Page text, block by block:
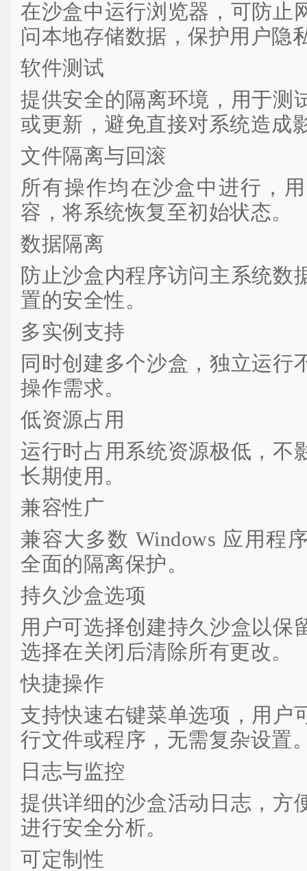
在沙盒中运行浏览器，可防止
问本地存储数据，保护用户隐
软件测试
提供安全的隔离环境，用于测
或更新，避免直接对系统造成
文件隔离与回滚
所有操作均在沙盒中进行，
容，将系统恢复至初始状态。
数据隔离
防止沙盒内程序访问主系统数
置的安全性。
多实例支持
同时创建多个沙盒，独立运行
操作需求。
低资源占用
运行时占用系统资源极低，不
长期使用。
兼容性广
兼容大多数 Windows 应用程
全面的隔离保护。
持久沙盒选项
用户可选择创建持久沙盒以保
选择在关闭后清除所有更改。
快捷操作
支持快速右键菜单选项，用户
行文件或程序，无需复杂设置
日志与监控
提供详细的沙盒活动日志，方
进行安全分析。
可定制性